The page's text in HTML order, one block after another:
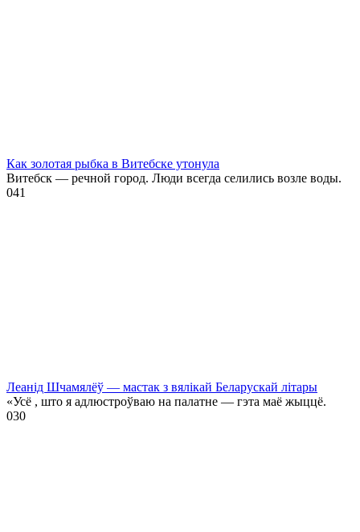
Как золотая рыбка в Витебске утонула
Витебск — речной город. Люди всегда селились возле воды.
041
Леанід Шчамялёў — мастак з вялікай Беларускай літары
«Усё , што я адлюстроўваю на палатне — гэта маё жыццё.
030